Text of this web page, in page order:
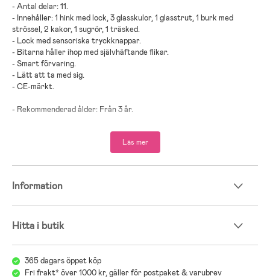
- Antal delar: 11.
- Innehåller: 1 hink med lock, 3 glasskulor, 1 glasstrut, 1 burk med
strössel, 2 kakor, 1 sugrör, 1 träsked.
- Lock med sensoriska tryckknappar.
- Bitarna håller ihop med självhäftande flikar.
- Smart förvaring.
- Lätt att ta med sig.
- CE-märkt.
- Rekommenderad ålder: Från 3 år.
Läs mer
Information
Hitta i butik
365 dagars öppet köp
Fri frakt* över 1000 kr, gäller för postpaket & varubrev